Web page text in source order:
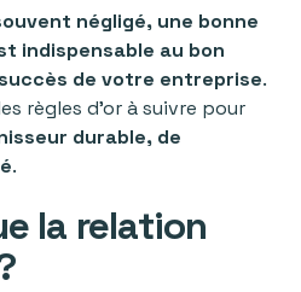
négligé, une bonne
indispensable au bon
de votre entreprise.
règles d’or à suivre pour
durable, de
.
la relation